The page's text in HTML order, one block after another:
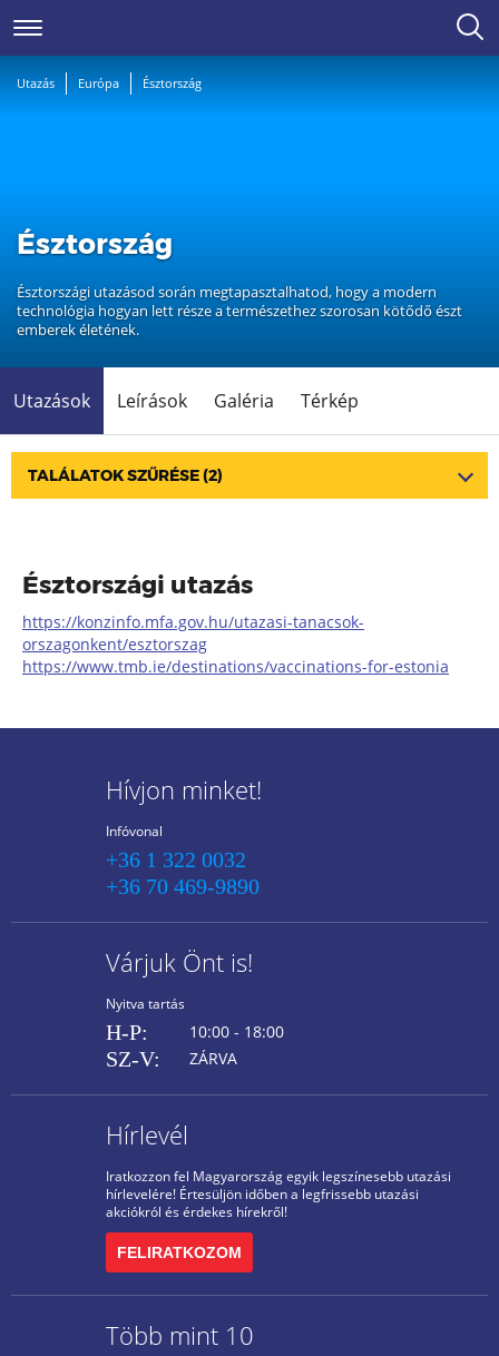
Utazás Európa Észtország
Észtország
Észtországi utazásod során megtapasztalhatod, hogy a modern
technológia hogyan lett része a természethez szorosan kötődő észt
emberek életének.
Utazások Leírások Galéria Térkép
TALÁLATOK SZŰRÉSE(2)
Észtországi utazás
https://konzinfo.mfa.gov.hu/utazasi-tanacsok-
orszagonkent/esztorszag
https://www.tmb.ie/destinations/vaccinations-for-estonia
Hívjon minket!
Infóvonal
+36 1 322 0032
+36 70 469-9890
Várjuk Önt is!
Nyitva tartás
H-P: 10:00 - 18:00
SZ-V: ZÁRVA
Hírlevél
Iratkozzon fel Magyarország egyik legszínesebb utazási
hírlevelére! Értesüljön időben a legfrissebb utazási
akciókról és érdekes hírekről!
FELIRATKOZOM
Több mint 10